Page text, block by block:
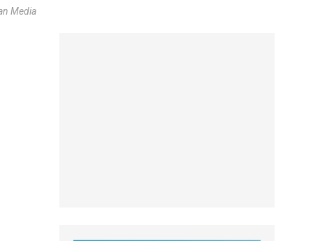
Media